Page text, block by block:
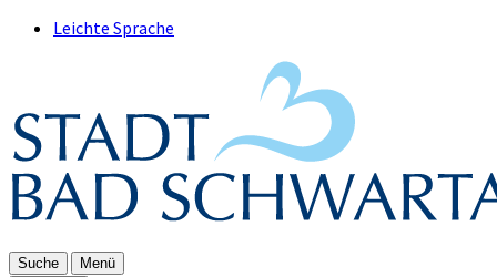
Leichte Sprache
Suche
Menü